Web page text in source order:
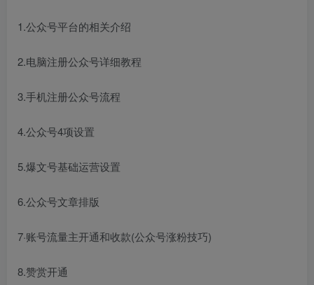
1.公众号平台的相关介绍
2.电脑注册公众号详细教程
3.手机注册公众号流程
4.公众号4项设置
5.爆文号基础运营设置
6.公众号文章排版
7·账号流量主开通和收款(公众号涨粉技巧)
8.赞赏开通